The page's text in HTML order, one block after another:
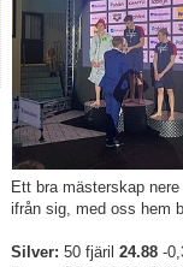
Ett bra mästerskap
ifrån sig, med oss hem
Silver: 50 fjäril 24.88 -